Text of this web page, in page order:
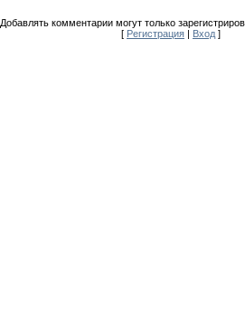
Добавлять комментарии могут только
[ Регистрация | Вход ]